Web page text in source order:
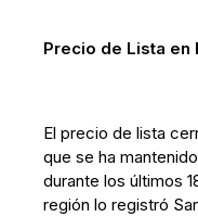
Precio de Lista en
El precio de lista
que se ha
durante los últimos
región lo registró